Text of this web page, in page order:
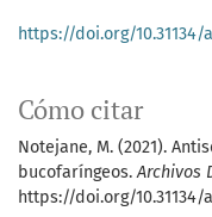
Cómo citar
Notejane, M. (2021).
bucofaríngeos.Archivos
https://doi.org/10.31134/
https://doi.org/10.31134/